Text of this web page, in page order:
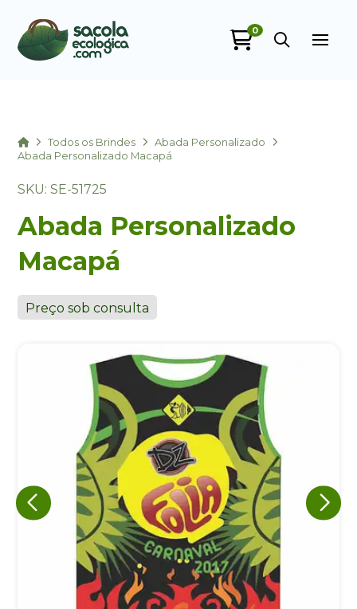
0
HomeTodos os Brindes
Abada Personalizado
Abada Personalizado Macapá
SKU: SE-51725
Abada Personalizado
Macapá
Preço sob consulta
Eu concordo em receber comunicações.
A nossa empresa está comprometida a proteger e respeitar
sua privacidade, utilizaremos seus dados apenas para fins
de marketing. Você pode alterar suas preferências a
qualquer momento.
Iniciar conversa